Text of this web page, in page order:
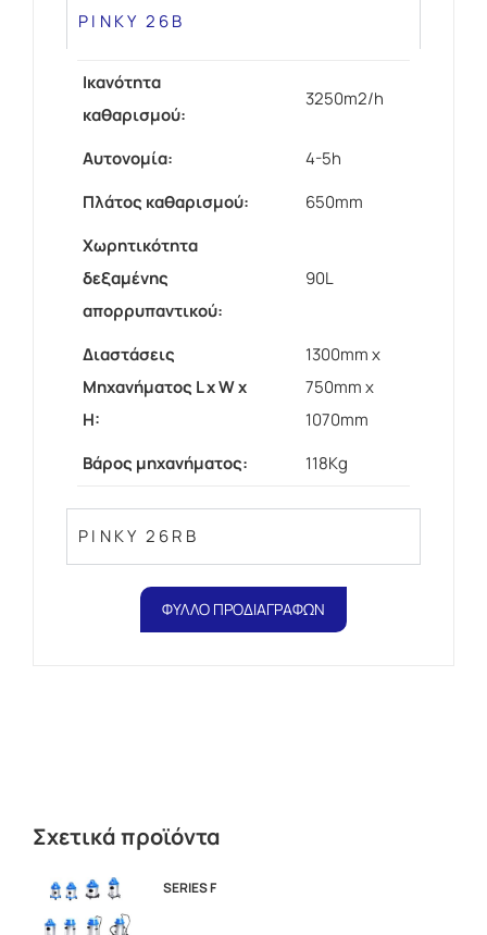
PINKY 26B
Ικανότητα
καθαρισμού:
3250m2/h
Αυτονομία:
4-5h
Πλάτος καθαρισμού:
650mm
Χωρητικότητα
δεξαμένης
απορρυπαντικού:
90L
Διαστάσεις
Μηχανήματος L x W x
H:
1300mm x
750mm x
1070mm
Βάρος μηχανήματος:
118Kg
PINKY 26RB
ΦΥΛΛΟ ΠΡΟΔΙΑΓΡΑΦΩΝ
Σχετικά προϊόντα
SERIES F